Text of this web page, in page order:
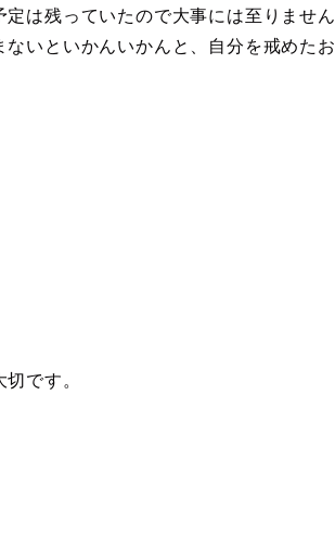
は残っていたので大事には至りません
いといかんいかんと、自分を戒めたお
です。